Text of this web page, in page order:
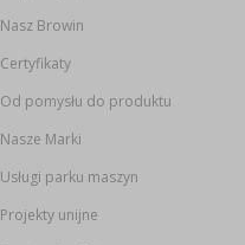
Nasz Browin
Certyfikaty
Od pomysłu do produktu
Nasze Marki
Usługi parku maszyn
Projekty unijne